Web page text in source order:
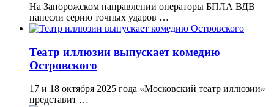
На Запорожском направлении операторы БПЛА ВДВ
нанесли серию точных ударов …
Театр иллюзии выпускает комедию
Островского
17 и 18 октября 2025 года «Московский театр иллюзии»
представит …